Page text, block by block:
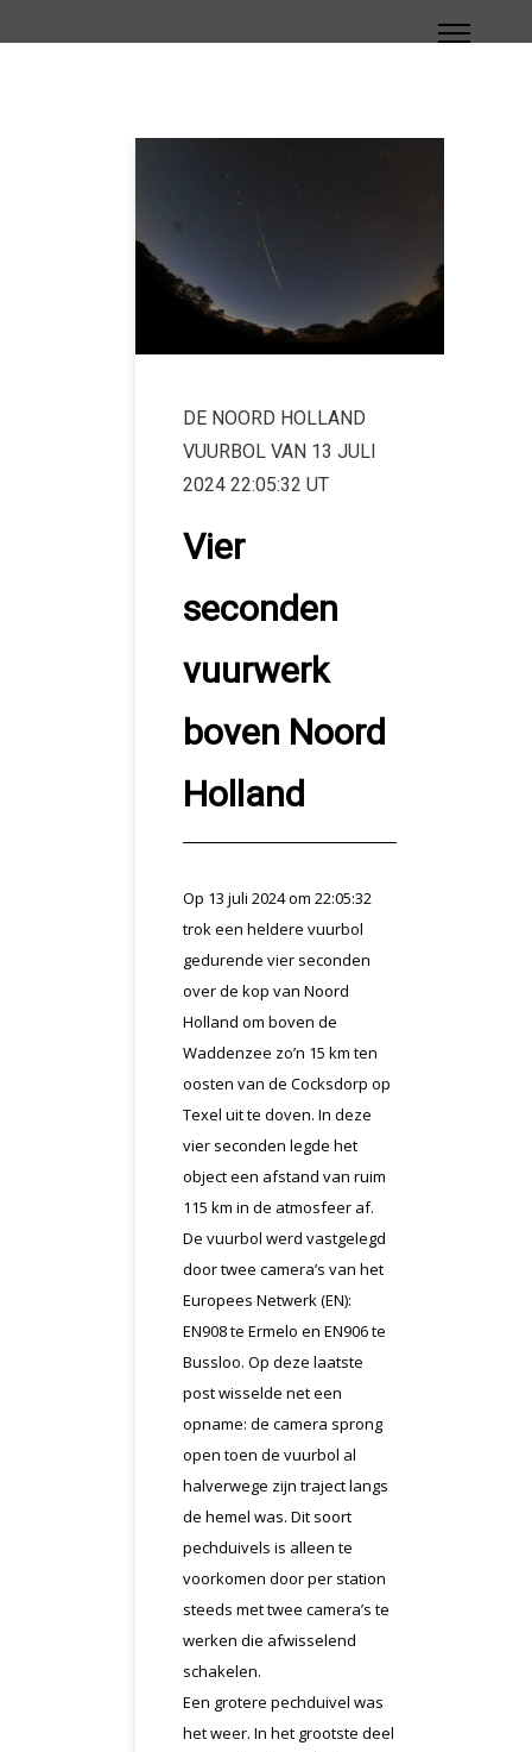
DE NOORD HOLLAND
VUURBOL VAN 13 JULI
2024 22:05:32 UT
Vier
seconden
vuurwerk
boven Noord
Holland
Op 13 juli 2024 om 22:05:32
trok een heldere vuurbol
gedurende vier seconden
over de kop van Noord
Holland om boven de
Waddenzee zo’n 15 km ten
oosten van de Cocksdorp op
Texel uit te doven. In deze
vier seconden legde het
object een afstand van ruim
115 km in de atmosfeer af.
De vuurbol werd vastgelegd
door twee camera’s van het
Europees Netwerk (EN):
EN908 te Ermelo en EN906 te
Bussloo. Op deze laatste
post wisselde net een
opname: de camera sprong
open toen de vuurbol al
halverwege zijn traject langs
de hemel was. Dit soort
pechduivels is alleen te
voorkomen door per station
steeds met twee camera’s te
werken die afwisselend
schakelen.
Een grotere pechduivel was
het weer. In het grootste deel